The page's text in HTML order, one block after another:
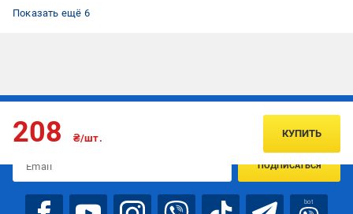
Зимние шапки
Зимние шапки на девочек
Шапки детские
Шапки McKinley детские
Шапки для девочек
Шапки детские зимние
Показать ещё 6
208 ₴/шт. КУПИТЬ
Подписывайтесь, чтобы узнавать первым об акцияx и
ПОДПИСАТЬСЯ
bot